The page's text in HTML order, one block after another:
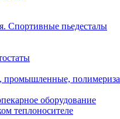
Спортивные пьедесталы
оборудование
теплоносителе